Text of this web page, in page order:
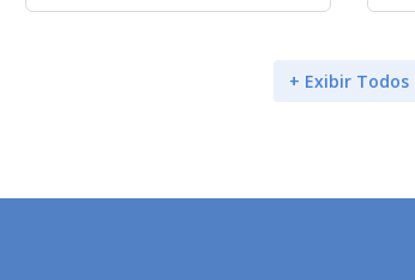
+ Exibir Todos